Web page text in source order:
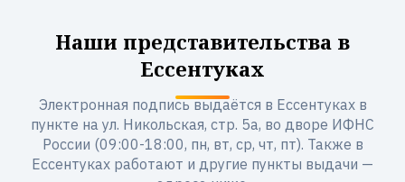
Наши представительства в
Ессентуках
Электронная подпись выдаётся в Ессентуках в
пункте на ул. Никольская, стр. 5а, во дворе ИФНС
России (09:00-18:00, пн, вт, ср, чт, пт). Также в
Ессентуках работают и другие пункты выдачи —